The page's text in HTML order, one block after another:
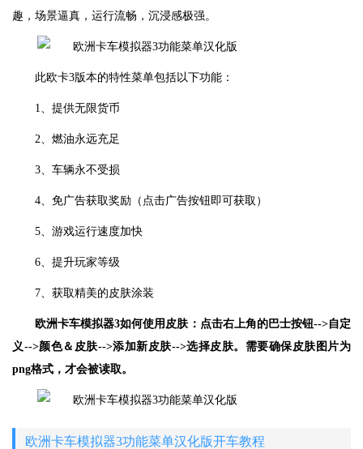
趣，场景逼真，运行流畅，沉浸感极强。
此欧卡3版本的特性菜单包括以下功能：
1、提供无限货币
2、燃油永远充足
3、车辆永不受损
4、免广告获取奖励（点击广告按钮即可获取）
5、游戏运行速度加快
6、提升玩家等级
7、获取精美的皮肤涂装
欧洲卡车模拟器3如何使用皮肤：点击右上角的巴士按钮-->自定
义-->颜色＆皮肤-->添加新皮肤-->选择皮肤。需要确保皮肤图片为
png格式，才会被读取。
欧洲卡车模拟器3功能菜单汉化版开车教程